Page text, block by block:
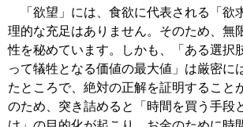
「欲望」には、食欲に代表される「欲
理的な充足はありません。そのため、無
性を秘めています。しかも、「ある選択
って犠牲となる価値の最大値」は厳密に
たところで、絶対の正解を証明すること
のため、突き詰めると「時間を買う手段